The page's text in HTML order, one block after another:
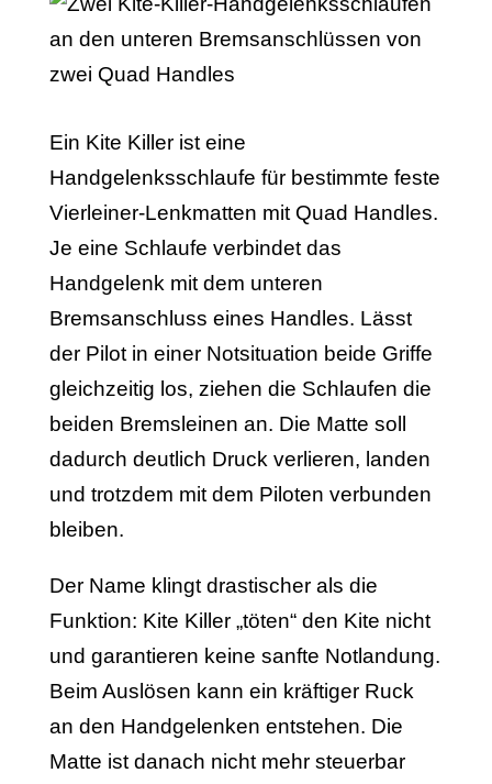
Ein Kite Killer ist eine
Handgelenksschlaufe für bestimmte feste
Vierleiner-Lenkmatten mit Quad Handles.
Je eine Schlaufe verbindet das
Handgelenk mit dem unteren
Bremsanschluss eines Handles. Lässt
der Pilot in einer Notsituation beide Griffe
gleichzeitig los, ziehen die Schlaufen die
beiden Bremsleinen an. Die Matte soll
dadurch deutlich Druck verlieren, landen
und trotzdem mit dem Piloten verbunden
bleiben.
Der Name klingt drastischer als die
Funktion: Kite Killer „töten“ den Kite nicht
und garantieren keine sanfte Notlandung.
Beim Auslösen kann ein kräftiger Ruck
an den Handgelenken entstehen. Die
Matte ist danach nicht mehr steuerbar